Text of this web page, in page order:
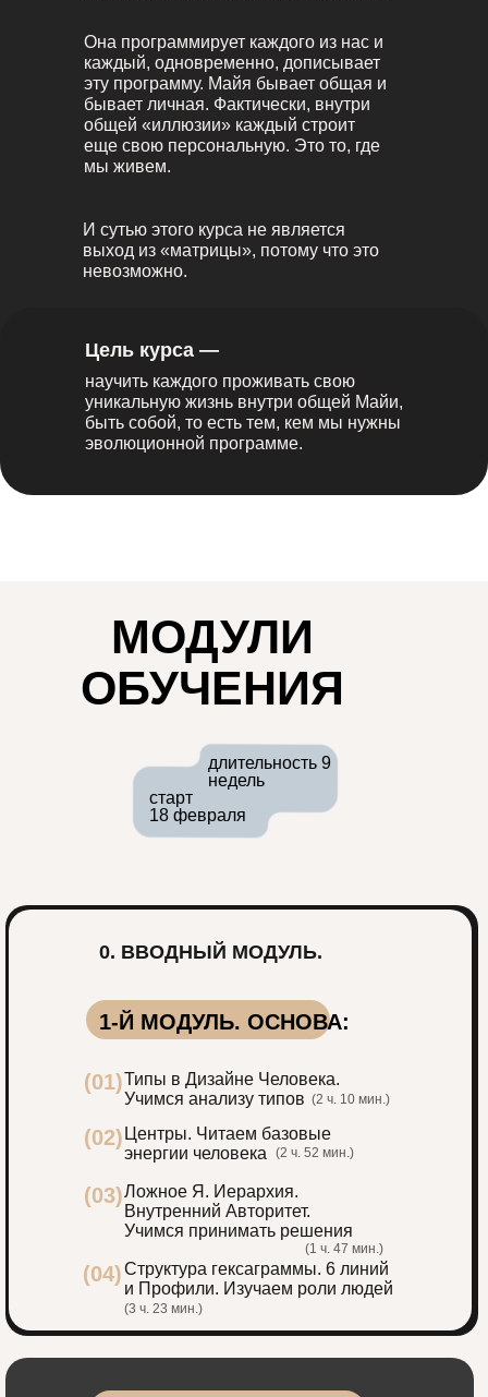
Она программирует каждого из нас и
каждый, одновременно, дописывает
эту программу. Майя бывает общая и
бывает личная. Фактически, внутри
общей «иллюзии» каждый строит
еще свою персональную. Это то, где
мы живем.
И сутью этого курса не является
выход из «матрицы», потому что это
невозможно.
Цель курса —
научить каждого проживать свою
уникальную жизнь внутри общей Майи,
быть собой, то есть тем, кем мы нужны
эволюционной программе.
1-Й МОДУЛЬ. ОСНОВА:
0. ВВОДНЫЙ МОДУЛЬ.
Типы в Дизайне Человека.
Учимся анализу типов
Ложное Я. Иерархия.
Внутренний Авторитет.
Учимся принимать решения
Центры. Читаем базовые
энергии человека
Структура гексаграммы. 6 линий
и Профили. Изучаем роли людей
длительность 9
недель
старт
18 февраля
МОДУЛИ
ОБУЧЕНИЯ
(01)
(02)
(03)
(04)
(2 ч. 10 мин.)
(2 ч. 52 мин.)
(1 ч. 47 мин.)
(3 ч. 23 мин.)